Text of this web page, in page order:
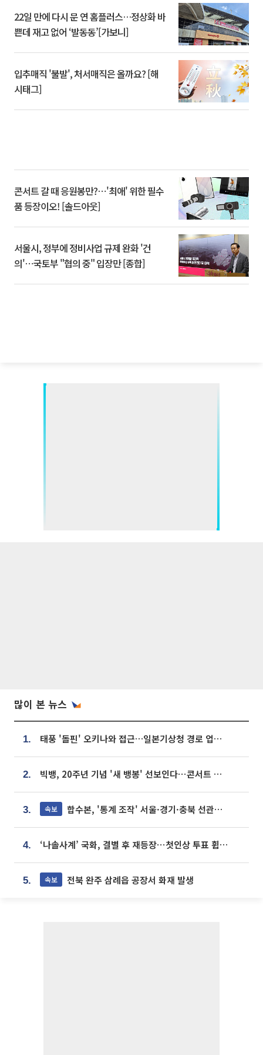
22일 만에 다시 문 연 홈플러스…정상화 바
쁜데 재고 없어 ‘발동동’[가보니]
입추매직 '불발', 처서매직은 올까요? [해
시태그]
콘서트 갈 때 응원봉만?⋯'최애' 위한 필수
품 등장이오! [솔드아웃]
서울시, 정부에 정비사업 규제 완화 '건
의'⋯국토부 "협의 중" 입장만 [종합]
많이 본 뉴스
1. 태풍 '돌핀' 오키나와 접근…일본기상청 경로 업데이트
2. 빅뱅, 20주년 기념 '새 뱅봉' 선보인다⋯콘서트 앞두고 팝업 개최
3. 속보 합수본, '통계 조작' 서울·경기·충북 선관위 등 추가 압수수색
4. ‘나솔사계’ 국화, 결별 후 재등장⋯첫인상 투표 휩쓸고 ‘인기녀’ 등극
5. 속보 전북 완주 삼례읍 공장서 화재 발생